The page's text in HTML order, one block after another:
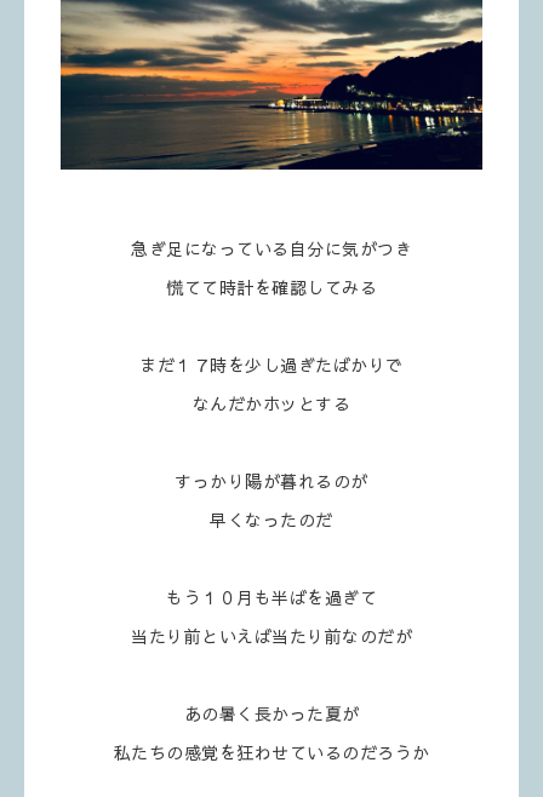
急ぎ足になっている自分に気がつき
慌てて時計を確認してみる
まだ１７時を少し過ぎたばかりで
なんだかホッとする
すっかり陽が暮れるのが
早くなったのだ
もう１０月も半ばを過ぎて
当たり前といえば当たり前なのだが
あの暑く長かった夏が
私たちの感覚を狂わせているのだろうか